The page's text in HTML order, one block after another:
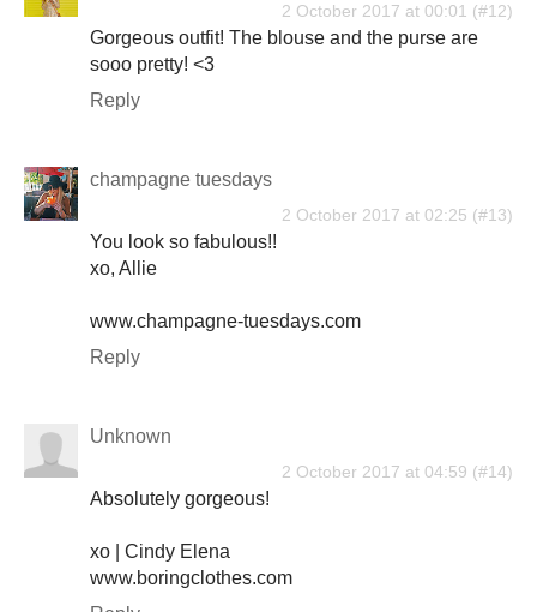
2 October 2017 at 00:01
Gorgeous outfit! The blouse and the purse are
sooo pretty! <3
Reply
champagne tuesdays
2 October 2017 at 02:25
You look so fabulous!!
xo, Allie
www.champagne-tuesdays.com
Reply
Unknown
2 October 2017 at 04:59
Absolutely gorgeous!
xo | Cindy Elena
www.boringclothes.com